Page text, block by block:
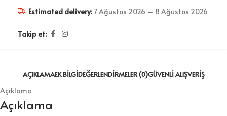
Estimated delivery:7 Ağustos 2026 – 8 Ağustos 2026
Takip et:
AÇIKLAMAEK BILGIDEĞERLENDIRMELER (0)GÜVENLI ALIŞVERIŞ
Açıklama
Açıklama